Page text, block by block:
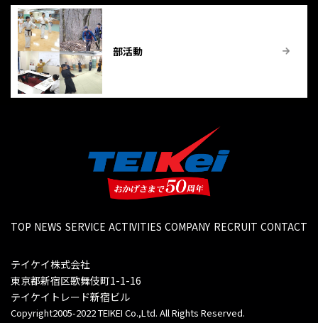
部活動
TOP NEWS SERVICE ACTIVITIES COMPANY RECRUIT CONTACT
テイケイ株式会社
東京都新宿区歌舞伎町1-1-16
テイケイトレード新宿ビル
Copyright2005-2022 TEIKEI Co.,Ltd. All Rights Reserved.